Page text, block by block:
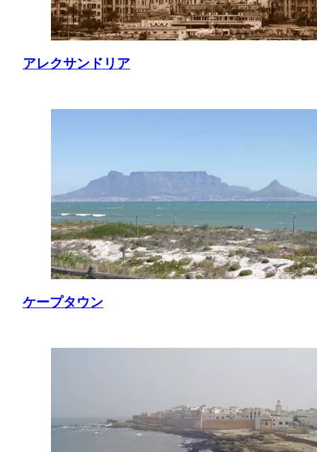
アレクサンドリア
ケープタウン